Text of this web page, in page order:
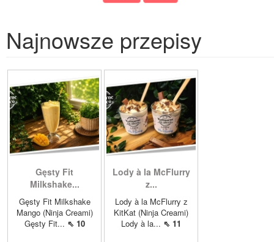
Najnowsze przepisy
Gęsty Fit
Milkshake...
Gęsty Fit Milkshake
Mango (Ninja Creami)
Gęsty Fit... ⇖ 10
Lody à la McFlurry
z...
Lody à la McFlurry z
KitKat (Ninja Creami)
Lody à la... ⇖ 11